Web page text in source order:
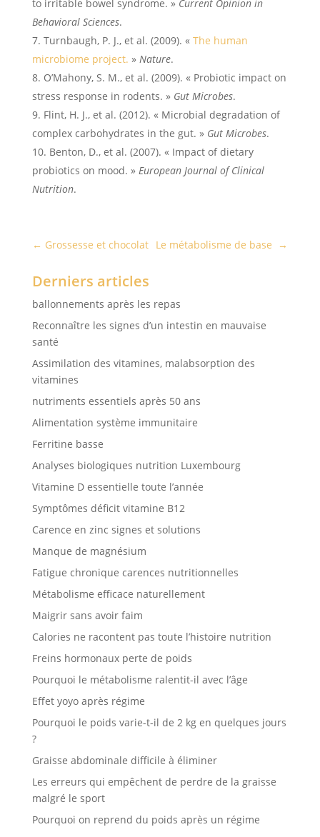
to irritable bowel syndrome. » Current Opinion in
Behavioral Sciences.
Turnbaugh, P. J., et al. (2009). « The human
microbiome project. » Nature.
O’Mahony, S. M., et al. (2009). « Probiotic impact on
stress response in rodents. » Gut Microbes.
Flint, H. J., et al. (2012). « Microbial degradation of
complex carbohydrates in the gut. » Gut Microbes.
Benton, D., et al. (2007). « Impact of dietary
probiotics on mood. » European Journal of Clinical
Nutrition.
← Grossesse et chocolat Le métabolisme de base →
Derniers articles
ballonnements après les repas
Reconnaître les signes d’un intestin en mauvaise
santé
Assimilation des vitamines, malabsorption des
vitamines
nutriments essentiels après 50 ans
Alimentation système immunitaire
Ferritine basse
Analyses biologiques nutrition Luxembourg
Vitamine D essentielle toute l’année
Symptômes déficit vitamine B12
Carence en zinc signes et solutions
Manque de magnésium
Fatigue chronique carences nutritionnelles
Métabolisme efficace naturellement
Maigrir sans avoir faim
Calories ne racontent pas toute l’histoire nutrition
Freins hormonaux perte de poids
Pourquoi le métabolisme ralentit-il avec l’âge
Effet yoyo après régime
Pourquoi le poids varie-t-il de 2 kg en quelques jours
?
Graisse abdominale difficile à éliminer
Les erreurs qui empêchent de perdre de la graisse
malgré le sport
Pourquoi on reprend du poids après un régime